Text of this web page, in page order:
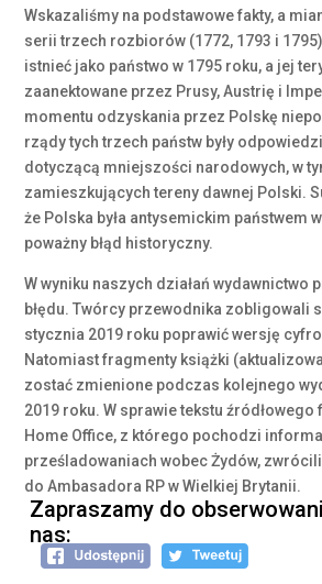
Wskazaliśmy na podstawowe fakty, a
serii trzech rozbiorów (1772, 1793 i
istnieć jako państwo w 1795 roku, a jej
zaanektowane przez Prusy, Austrię i
momentu odzyskania przez Polskę
rządy tych trzech państw były
dotyczącą mniejszości narodowych, w
zamieszkujących tereny dawnej Polski.
że Polska była antysemickim państwem
poważny błąd historyczny.
W wyniku naszych działań wydawnictwo
błędu. Twórcy przewodnika zobligowali
stycznia 2019 roku poprawić wersję
Natomiast fragmenty książki
zostać zmienione podczas kolejnego
2019 roku. W sprawie tekstu
Home Office, z którego pochodzi
prześladowaniach wobec Żydów,
do Ambasadora RP w Wielkiej Brytanii.
Zapraszamy do
nas: